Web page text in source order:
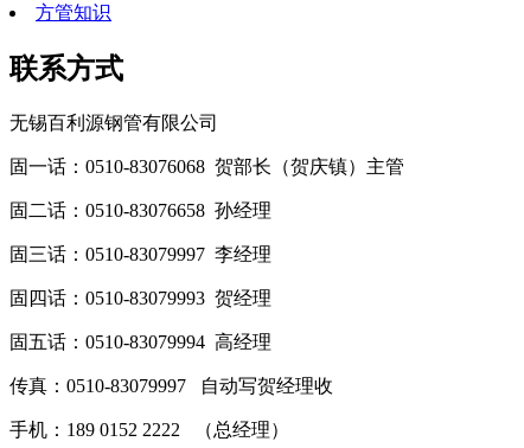
方管知识
联系方式
无锡百利源钢管有限公司
固一话：0510-83076068 贺部长（贺庆镇）主管
固二话：0510-83076658 孙经理
固三话：0510-83079997 李经理
固四话：0510-83079993 贺经理
固五话：0510-83079994 高经理
传真：0510-83079997 自动写贺经理收
手机：189 0152 2222 （总经理）